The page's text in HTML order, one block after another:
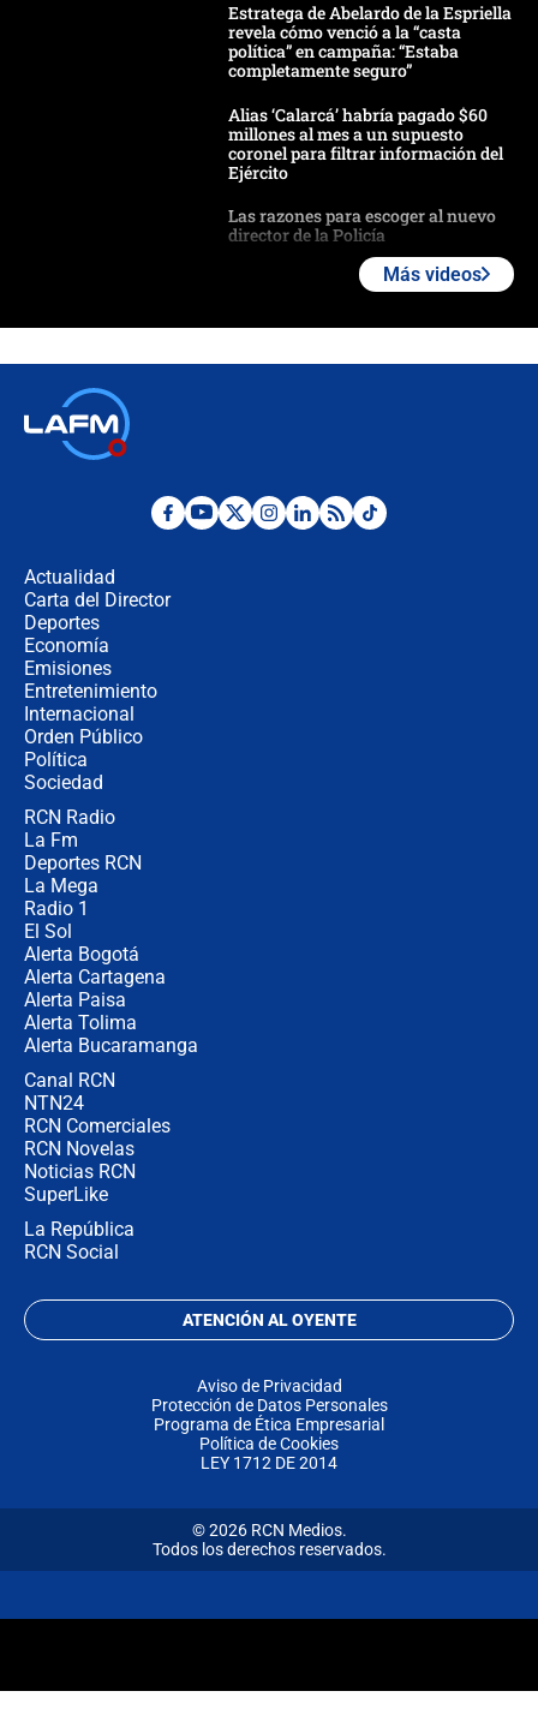
Estratega de Abelardo de la Espriella
revela cómo venció a la “casta
política” en campaña: “Estaba
completamente seguro”
Alias ‘Calarcá’ habría pagado $60
millones al mes a un supuesto
coronel para filtrar información del
Ejército
Las razones para escoger al nuevo
director de la Policía
"No hubo fraude ni posibilidad de
Más videos
Actualidad
Carta del Director
Deportes
Economía
Emisiones
Entretenimiento
Internacional
Orden Público
Política
Sociedad
RCN Radio
La Fm
Deportes RCN
La Mega
Radio 1
El Sol
Alerta Bogotá
Alerta Cartagena
Alerta Paisa
Alerta Tolima
Alerta Bucaramanga
Canal RCN
NTN24
RCN Comerciales
RCN Novelas
Noticias RCN
SuperLike
La República
RCN Social
ATENCIÓN AL OYENTE
Aviso de Privacidad
Protección de Datos Personales
Programa de Ética Empresarial
Política de Cookies
LEY 1712 DE 2014
© 2026 RCN Medios.
Todos los derechos reservados.